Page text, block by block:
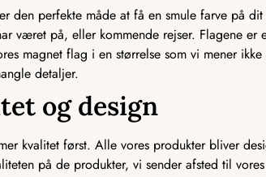
den perfekte måde at få en smule farve på
været på, eller kommende rejser. Flagene
magnet flag i en størrelse som vi mener
detaljer.
og design
kvalitet først. Alle vores produkter bliver
på de produkter, vi sender afsted til